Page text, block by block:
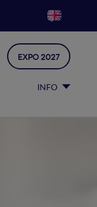
INFO
EXPO 2027